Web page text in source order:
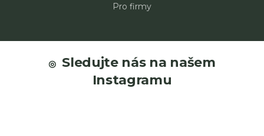
Pro firmy
Sledujte nás na našem
Instagramu